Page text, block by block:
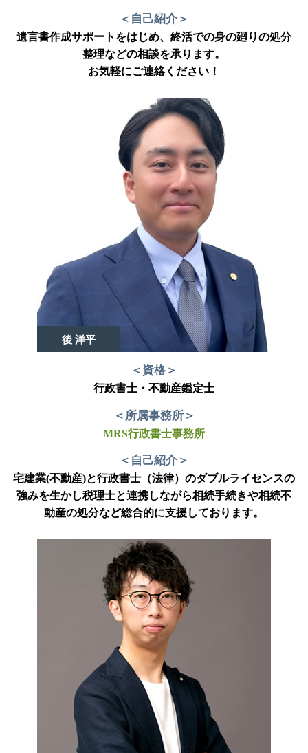
＜自己紹介＞
遺言書作成サポートをはじめ、終活での身の廻りの処分
整理などの相談を承ります。
お気軽にご連絡ください！
後 洋平
＜資格＞
行政書士・不動産鑑定士
＜所属事務所＞
MRS行政書士事務所
＜自己紹介＞
宅建業(不動産)と行政書士（法律）のダブルライセンスの
強みを生かし税理士と連携しながら相続手続きや相続不
動産の処分など総合的に支援しております。